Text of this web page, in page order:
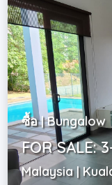
ซื้อ | Bungalow
FOR SALE:
Malaysia |